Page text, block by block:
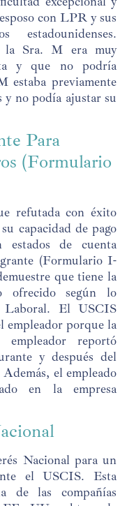
con LPR y sus
la Sra. M era muy
y que no podría
estaba previamente
y no podía ajustar su
Para
(Formulario
refutada con éxito
capacidad de pago
de cuenta
(Formulario I-
que tiene la
ofrecido según lo
Laboral. El USCIS
empleador porque la
empleador reportó
y después del
el empleado
en la empresa
Nacional para un
el USCIS. Esta
de las compañías